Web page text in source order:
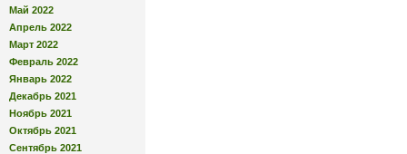
Май 2022
Апрель 2022
Март 2022
Февраль 2022
Январь 2022
Декабрь 2021
Ноябрь 2021
Октябрь 2021
Сентябрь 2021